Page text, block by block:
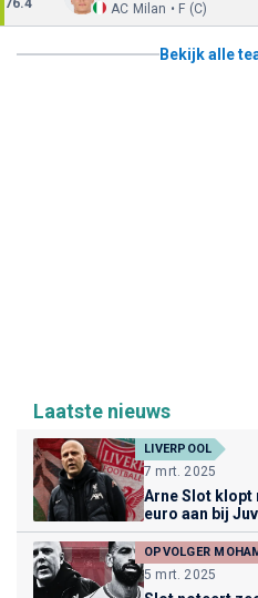
AC Milan • F (C)
Bekijk alle
Laatste nieuws
LIVERPOOL
7 mrt. 2025
Arne Slot klopt
euro aan bij
OPVOLGER
5 mrt. 2025